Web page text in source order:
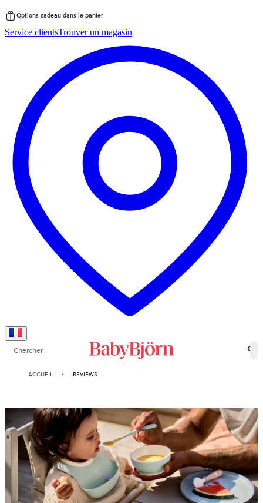
au
Options cadeau dans le panier
Service clientsTrouver un magasin
Chercher 0
ACCUEIL REVIEWS